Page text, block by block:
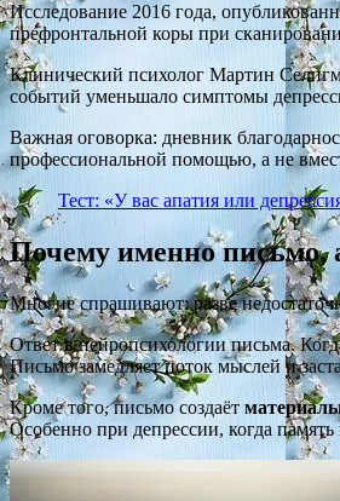
Исследование 2016 года,
префронтальной коры при
Клинический психолог Мартин
событий уменьшало симптомы
Важная оговорка: дневник
профессиональной помощью, а не
Тест: «У вас апатия или
Почему именно письмо,
Многие спрашивают: разве
Ответ в нейропсихологии письма.
Письмо замедляет поток мыслей и
Кроме того, письмо создаёт
Особенно при депрессии, когда память